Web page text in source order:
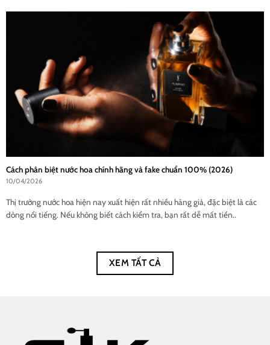
Cách phân biệt nước hoa chính hãng và fake chuẩn 100% (2026)
10/04/2026
Thị trường nước hoa hiện nay xuất hiện rất nhiều hàng giả, đặc biệt là các
dòng nổi tiếng. Nếu không biết cách kiểm tra, bạn rất dễ mất tiền..
XEM TẤT CẢ